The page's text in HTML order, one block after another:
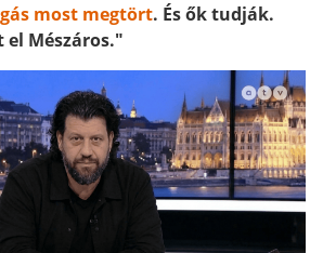
most megtört. És ők tudják.
el Mészáros."